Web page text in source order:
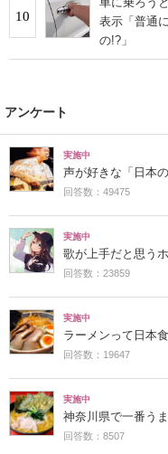
10
表示「普通
の!?」
アンケート
実施中
声が好きな「日本
回答数：49475
実施中
歌が上手だと思う
回答数：23859
実施中
ラーメンって日本
回答数：19647
実施中
神奈川県で一番う
回答数：8507